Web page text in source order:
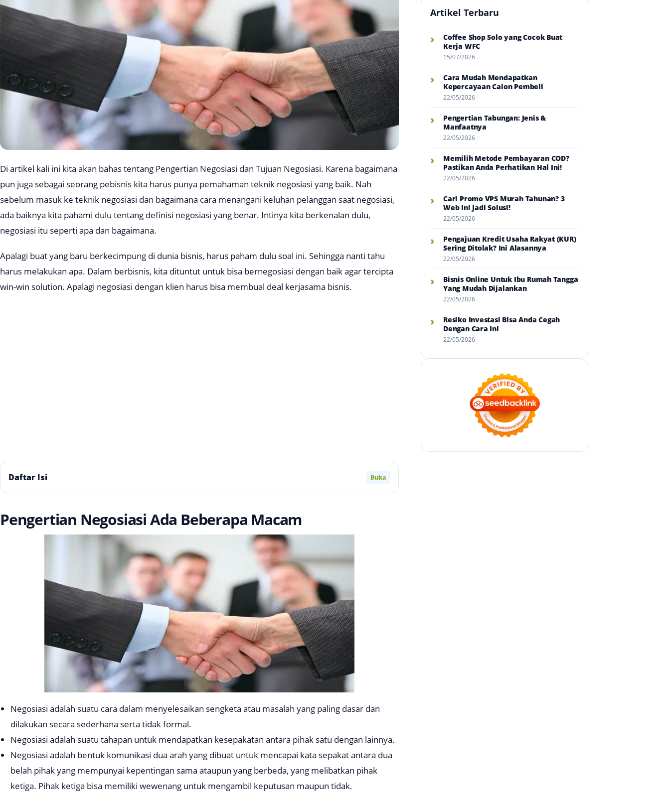
Di artikel kali ini kita akan bahas tentang Pengertian Negosiasi dan Tujuan Negosiasi. Karena bagaimana
pun juga sebagai seorang pebisnis kita harus punya pemahaman teknik negosiasi yang baik. Nah
sebelum masuk ke teknik negosiasi dan bagaimana cara menangani keluhan pelanggan saat negosiasi,
ada baiknya kita pahami dulu tentang definisi negosiasi yang benar. Intinya kita berkenalan dulu,
negosiasi itu seperti apa dan bagaimana.
Apalagi buat yang baru berkecimpung di dunia bisnis, harus paham dulu soal ini. Sehingga nanti tahu
harus melakukan apa. Dalam berbisnis, kita dituntut untuk bisa bernegosiasi dengan baik agar tercipta
win-win solution. Apalagi negosiasi dengan klien harus bisa membual deal kerjasama bisnis.
Daftar Isi Buka
Pengertian Negosiasi Ada Beberapa Macam
Negosiasi adalah suatu cara dalam menyelesaikan sengketa atau masalah yang paling dasar dan
dilakukan secara sederhana serta tidak formal.
Negosiasi adalah suatu tahapan untuk mendapatkan kesepakatan antara pihak satu dengan lainnya.
Negosiasi adalah bentuk komunikasi dua arah yang dibuat untuk mencapai kata sepakat antara dua
belah pihak yang mempunyai kepentingan sama ataupun yang berbeda, yang melibatkan pihak
ketiga. Pihak ketiga bisa memiliki wewenang untuk mengambil keputusan maupun tidak.
Artikel Terbaru
›
Coffee Shop Solo yang Cocok Buat
Kerja WFC
15/07/2026
›
Cara Mudah Mendapatkan
Kepercayaan Calon Pembeli
22/05/2026
›
Pengertian Tabungan: Jenis &
Manfaatnya
22/05/2026
›
Memilih Metode Pembayaran COD?
Pastikan Anda Perhatikan Hal Ini!
22/05/2026
›
Cari Promo VPS Murah Tahunan? 3
Web Ini Jadi Solusi!
22/05/2026
›
Pengajuan Kredit Usaha Rakyat (KUR)
Sering Ditolak? Ini Alasannya
22/05/2026
›
Bisnis Online Untuk Ibu Rumah Tangga
Yang Mudah Dijalankan
22/05/2026
›
Resiko Investasi Bisa Anda Cegah
Dengan Cara Ini
22/05/2026